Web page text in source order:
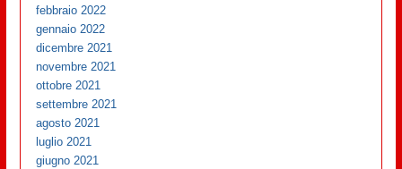
febbraio 2022
gennaio 2022
dicembre 2021
novembre 2021
ottobre 2021
settembre 2021
agosto 2021
luglio 2021
giugno 2021